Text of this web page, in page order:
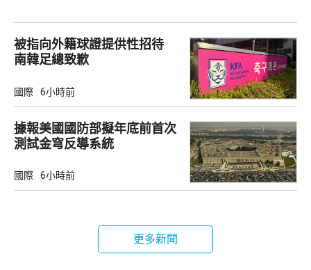
被指向外籍球證提供性招待
南韓足總致歉
國際 6小時前
據報美國國防部擬年底前首次
測試金穹反導系統
國際 6小時前
更多新聞